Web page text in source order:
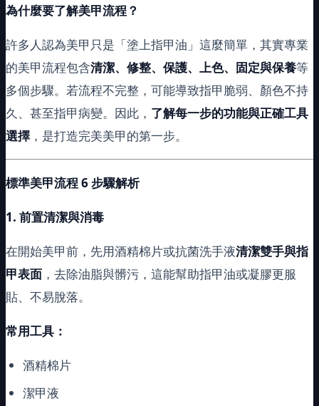
為什麼要了解美甲流程？
許多人認為美甲只是「塗上指甲油」這麼簡單，其實專業
的美甲流程包含清潔、修整、保護、上色、固定與保養等
多個步驟。若流程不完整，可能導致指甲脆弱、顏色不持
久、甚至指甲病變。因此， 了解每一步的功能與正確工具
選擇 ，是打造完美美甲的第一步。
標準美甲流程 6 步驟解析
1. 前置清潔與消毒
在開始美甲前，先用酒精棉片或抗菌洗手液清潔雙手與指
甲表面 ，去除油脂與髒污，這能幫助指甲油或凝膠更服
貼、不易脫落。
常用工具：
酒精棉片
潔甲液